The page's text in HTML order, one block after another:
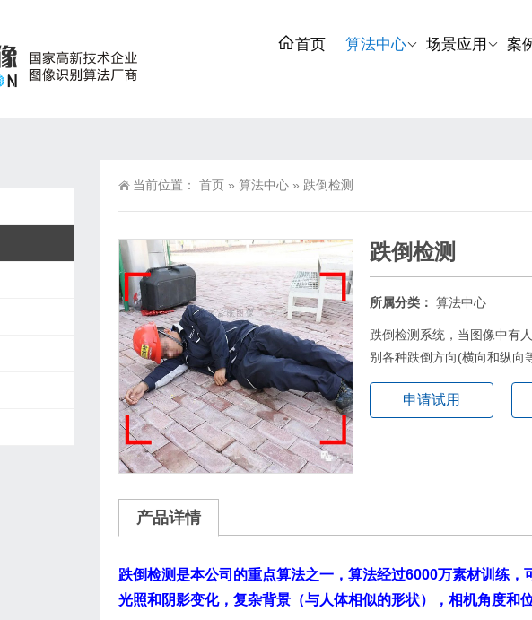
首页 算法中心 场景应用 案
当前位置： 首页 » 算法中心 » 跌倒检测
跌倒检测
所属分类： 算法中心
跌倒检测系统，当图像中有
别各种跌倒方向(横向和纵向
申请试用
产品详情
跌倒检测是本公司的重点算法之一，算法经过6000万素材训练，
光照和阴影变化，复杂背景（与人体相似的形状），相机角度和